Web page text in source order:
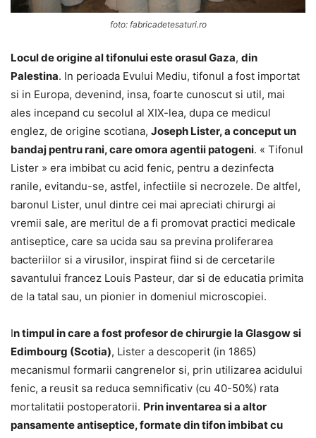
foto: fabricadetesaturi.ro
Locul de origine al tifonului este orasul Gaza, din
Palestina. In perioada Evului Mediu, tifonul a fost importat
si in Europa, devenind, insa, foarte cunoscut si util, mai
ales incepand cu secolul al XIX-lea, dupa ce medicul
englez, de origine scotiana, Joseph Lister, a conceput un
bandaj pentru rani, care omora agentii patogeni. « Tifonul
Lister » era imbibat cu acid fenic, pentru a dezinfecta
ranile, evitandu-se, astfel, infectiile si necrozele. De altfel,
baronul Lister, unul dintre cei mai apreciati chirurgi ai
vremii sale, are meritul de a fi promovat practici medicale
antiseptice, care sa ucida sau sa previna proliferarea
bacteriilor si a virusilor, inspirat fiind si de cercetarile
savantului francez Louis Pasteur, dar si de educatia primita
de la tatal sau, un pionier in domeniul microscopiei.
In timpul in care a fost profesor de chirurgie la Glasgow si
Edimbourg (Scotia), Lister a descoperit (in 1865)
mecanismul formarii cangrenelor si, prin utilizarea acidului
fenic, a reusit sa reduca semnificativ (cu 40-50%) rata
mortalitatii postoperatorii. Prin inventarea si a altor
pansamente antiseptice, formate din tifon imbibat cu